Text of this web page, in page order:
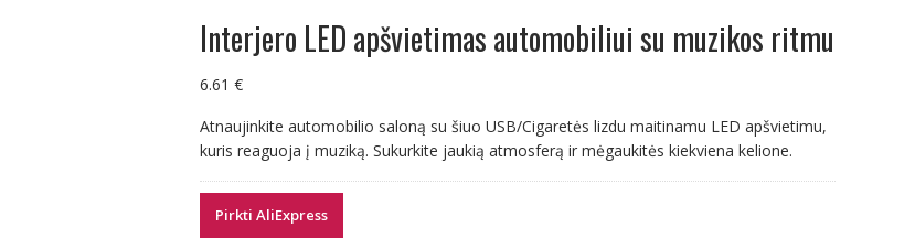
Interjero LED apšvietimas automobiliui su muzikos ritmu
6.61 €
Atnaujinkite automobilio saloną su šiuo USB/Cigaretės lizdu maitinamu LED apšvietimu,
kuris reaguoja į muziką. Sukurkite jaukią atmosferą ir mėgaukitės kiekviena kelione.
Pirkti AliExpress